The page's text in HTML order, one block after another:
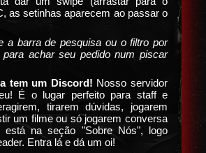
as setinhas aparecem ao passar o
a barra de pesquisa ou o filtro por
para achar seu pedido num piscar
tem um Discord! Nosso servidor
É o lugar perfeito para staff e
tirarem dúvidas, jogarem
um filme ou só jogarem conversa
na seção "Sobre Nós", logo
Entra lá e dá um oi!